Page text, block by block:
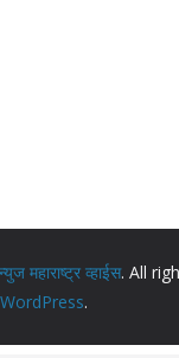
महाराष्ट्र व्हाईस. All
WordPress.